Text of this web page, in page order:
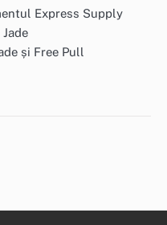
Express Supply
și Free Pull